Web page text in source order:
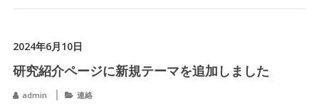
2024年6月10日
研究紹介ページに新規テーマを追加しました
admin 連絡